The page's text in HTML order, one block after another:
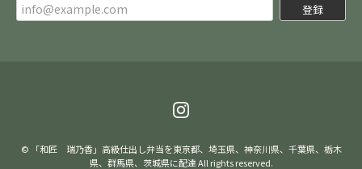
登録
© 「和匠 瑞乃香」高級仕出し弁当を東京都、埼玉県、神奈川県、千葉県、栃木
県、群馬県、茨城県に配達 All rights reserved.